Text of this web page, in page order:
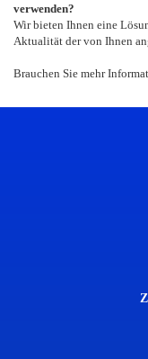
verwenden?
Wir bieten Ihnen eine
Aktualität der von Ihnen
Brauchen Sie mehr